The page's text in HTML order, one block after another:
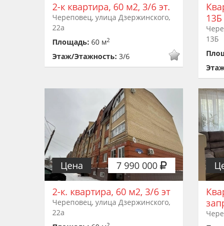
2-к квартира, 60 м2, 3/6 эт.
Череповец, улица Дзержинского,
22а
Площадь: 60 м2
Этаж/Этажность: 3/6
13Б
13Б
7 990 000
Цена
2-к. квартира, 60 м2, 3/6 эт
Череповец, улица Дзержинского,
22а